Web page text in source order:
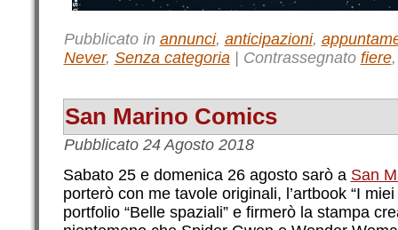
Pubblicato in annunci, anticipazioni,
Never, Senza categoria | Contrassegnato fiere
San Marino Comics
Pubblicato 24 Agosto 2018
Sabato 25 e domenica 26 agosto sarò a San
porterò con me tavole originali, l’artbook “I
portfolio “Belle spaziali” e firmerò la stampa